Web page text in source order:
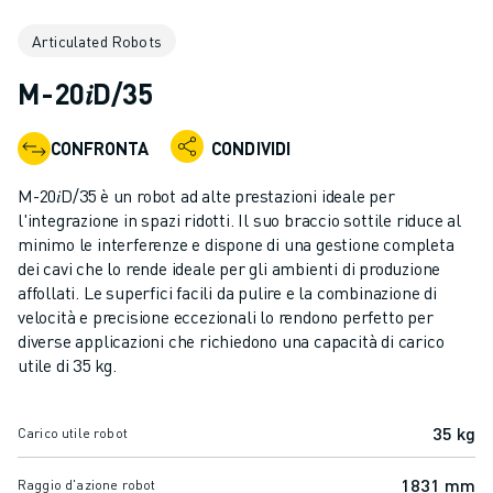
GAMMA ROBOTICA
ACCESSORI PER ROBOT
SOFTWARE ROBOTICO
SOFTWARE DI SIMULAZIONE
PRODOTTI DI ROBOTICA PER EDUCATION
AUTOMAZIONE ROBOTICA
ROBOT DI SALDATURA AD ARCO
ROBOT ANTROPOMORFI
SERIE ARC MATE
SERIE M-900
ROBOT DELTA
ROBOT PER LA PALLETTIZZAZIONE
Articulated Robots
M-20𝑖D/35
CONFRONTA CONDIVIDI
M-20𝑖D/35 è un robot ad alte prestazioni ideale per
l'integrazione in spazi ridotti. Il suo braccio sottile riduce al
minimo le interferenze e dispone di una gestione completa
dei cavi che lo rende ideale per gli ambienti di produzione
affollati. Le superfici facili da pulire e la combinazione di
velocità e precisione eccezionali lo rendono perfetto per
diverse applicazioni che richiedono una capacità di carico
utile di 35 kg.
Carico utile robot 35 kg
Raggio d'azione robot 1831 mm